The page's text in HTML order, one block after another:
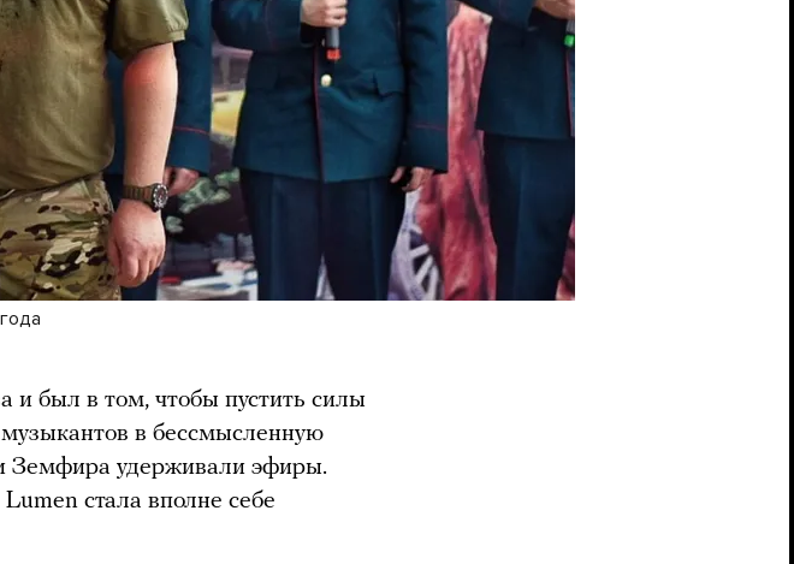
и был в том, чтобы пустить силы
в бессмысленную
Земфира удерживали эфиры.
стала вполне себе